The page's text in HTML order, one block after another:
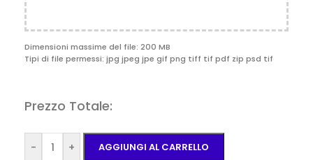
Dimensioni massime del file: 200 MB
Tipi di file permessi: jpg jpeg jpe gif png tiff tif pdf zip psd tif
Prezzo Totale:
- + AGGIUNGI AL CARRELLO